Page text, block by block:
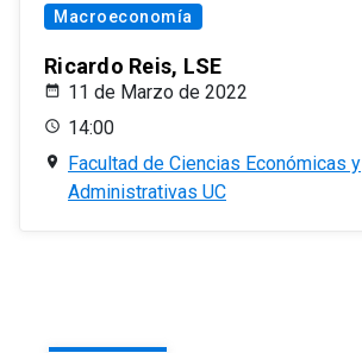
Macroeconomía
Ricardo Reis, LSE
11 de Marzo de 2022
14:00
Facultad de Ciencias Económicas y
Administrativas UC